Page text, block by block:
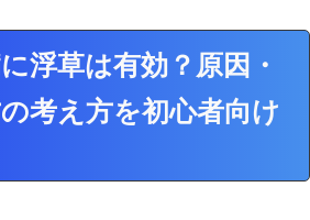
浮草は有効？原因・
考え方を初心者向け